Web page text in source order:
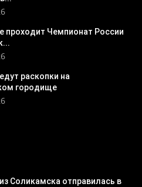
проходит Чемпионат России
раскопки на
городище
Соликамска отправилась в